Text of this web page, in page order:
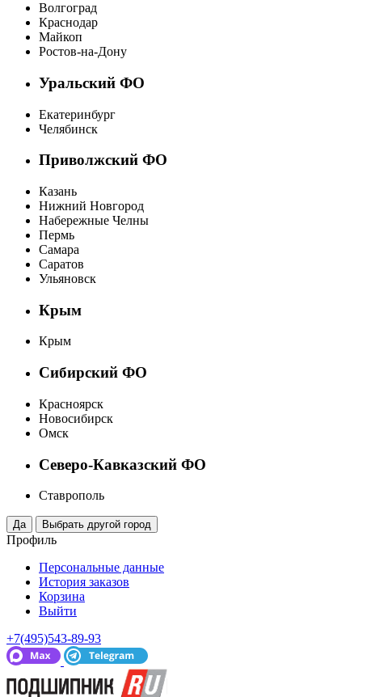
Волгоград
Краснодар
Майкоп
Ростов-на-Дону
Уральский ФО
Екатеринбург
Челябинск
Приволжский ФО
Казань
Нижний Новгород
Набережные Челны
Пермь
Самара
Саратов
Ульяновск
Крым
Крым
Сибирский ФО
Красноярск
Новосибирск
Омск
Северо-Кавказский ФО
Ставрополь
Профиль
Персональные данные
История заказов
Корзина
Выйти
+7(495)543-89-93